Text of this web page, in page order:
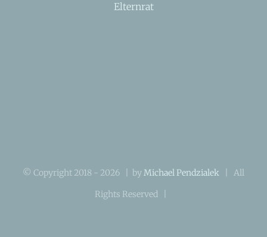
Elternrat
© Copyright 2018 - 2026 | byMichael Pendzialek | All
Rights Reserved |